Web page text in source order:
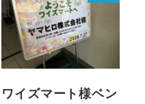
ワイズマート様ベン